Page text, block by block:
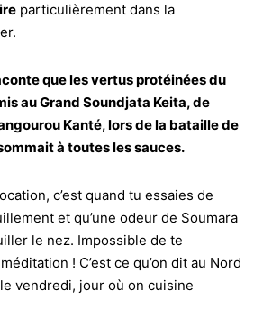
particulièrement dans la
que les vertus protéinées du
au Grand Soundjata Keita, de
Kanté, lors de la bataille de
à toutes les sauces.
c’est quand tu essaies de
et qu’une odeur de Soumara
le nez. Impossible de te
! C’est ce qu’on dit au Nord
vendredi, jour où on cuisine